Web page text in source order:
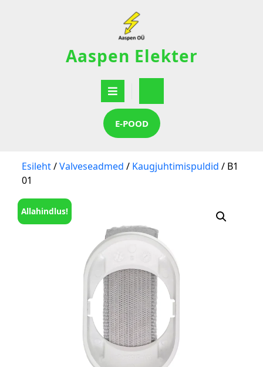
Aaspen Elekter
E-POOD
Esileht/Valveseadmed / Kaugjuhtimispuldid / B1
01
Allahindlus!